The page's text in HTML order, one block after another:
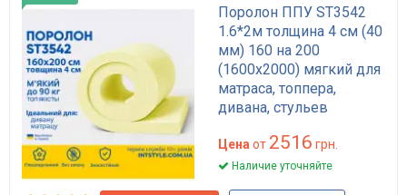
Поролон ППУ ST3542
1.6*2м толщина 4 см (40
мм) 160 на 200
(1600х2000) мягкий для
матраса, топпера,
дивана, стульев
Цена от 2516 грн.
Наличие уточняйте